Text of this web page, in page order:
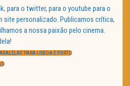
para o twitter, para o youtube para o
site personalizado. Publicamos crítica,
a nossa paixão pelo cinema.
PARA LISBOA E PORTO